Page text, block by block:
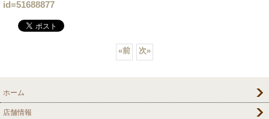
id=51688877
«前 次»
ホーム
店舗情報